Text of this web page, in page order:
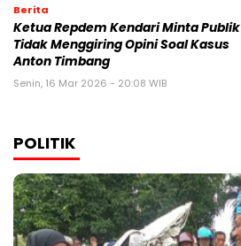
Berita
Ketua Repdem Kendari Minta Publik
Tidak Menggiring Opini Soal Kasus
Anton Timbang
Senin, 16 Mar 2026 - 20:08 WIB
POLITIK